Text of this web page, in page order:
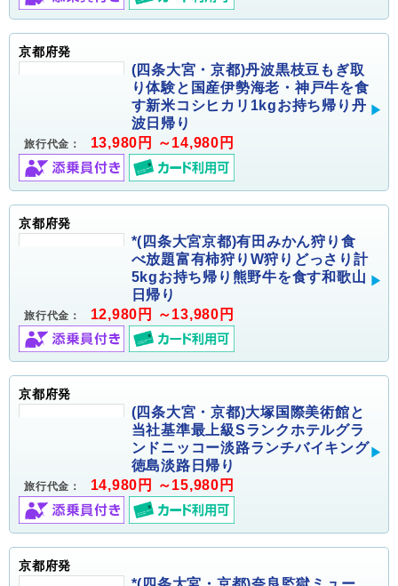
京都府発
(四条大宮・京都)丹波黒枝豆もぎ取
り体験と国産伊勢海老・神戸牛を食
す新米コシヒカリ1kgお持ち帰り丹
波日帰り
旅行代金： 13,980円 ～14,980円
京都府発
*(四条大宮京都)有田みかん狩り食
べ放題富有柿狩りW狩りどっさり計
5kgお持ち帰り熊野牛を食す和歌山
日帰り
旅行代金： 12,980円 ～13,980円
京都府発
(四条大宮・京都)大塚国際美術館と
当社基準最上級Sランクホテルグラ
ンドニッコー淡路ランチバイキング
徳島淡路日帰り
旅行代金： 14,980円 ～15,980円
京都府発